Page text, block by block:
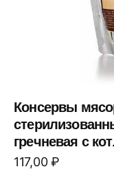
Консервы
гречневая с
117,00₽